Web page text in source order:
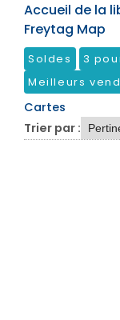
Accueil de la
Freytag Map
Soldes 3
Meilleurs
Cartes
Trier par :